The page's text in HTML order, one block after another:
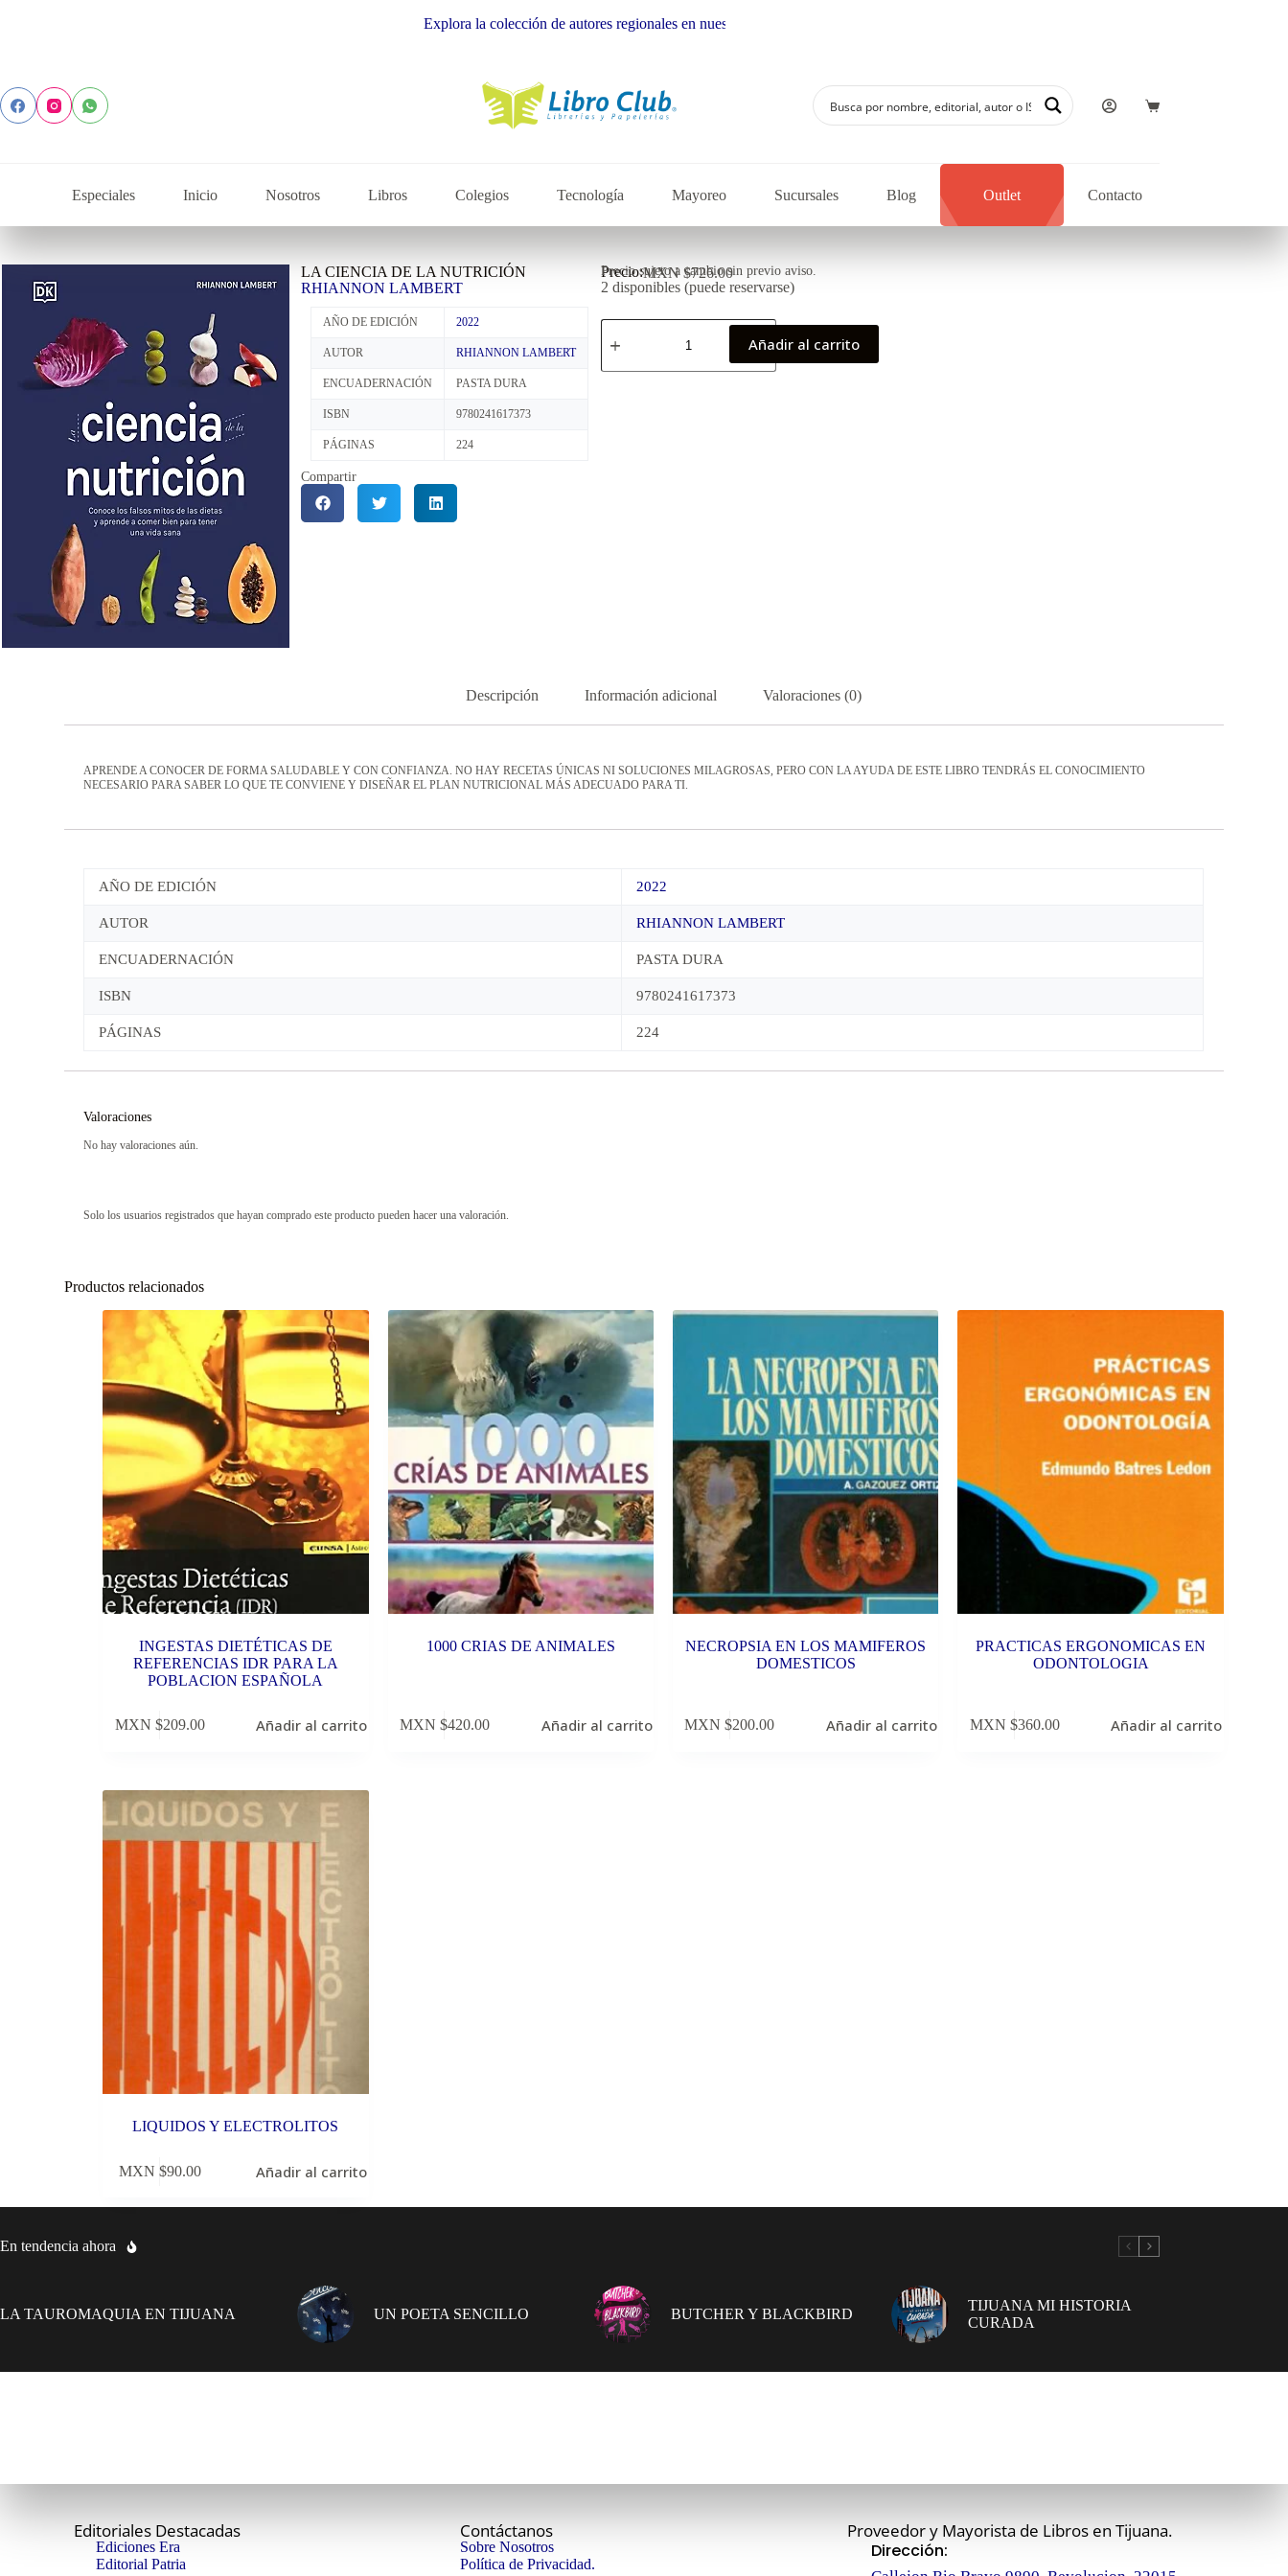
Explora la colección de autores regionales en nuestra librería
Especiales Inicio Nosotros Libros Colegios Tecnología Mayoreo Sucursales Blog Outlet Contacto
LA CIENCIA DE LA NUTRICIÓN
RHIANNON LAMBERT
AÑO DE EDICIÓN 2022
AUTOR RHIANNON LAMBERT
ENCUADERNACIÓN PASTA DURA
ISBN 9780241617373
PÁGINAS 224
Compartir
Precio:MXN $726.00
Precio sujeto a cambio sin previo aviso.
2 disponibles (puede reservarse)
Añadir al carrito
Descripción Información adicional Valoraciones (0)
APRENDE A CONOCER DE FORMA SALUDABLE Y CON CONFIANZA. NO HAY RECETAS ÚNICAS NI SOLUCIONES MILAGROSAS, PERO CON LA AYUDA DE ESTE LIBRO TENDRÁS EL CONOCIMIENTO
NECESARIO PARA SABER LO QUE TE CONVIENE Y DISEÑAR EL PLAN NUTRICIONAL MÁS ADECUADO PARA TI.
AÑO DE EDICIÓN 2022
AUTOR RHIANNON LAMBERT
ENCUADERNACIÓN PASTA DURA
ISBN 9780241617373
PÁGINAS 224
Valoraciones
No hay valoraciones aún.
Solo los usuarios registrados que hayan comprado este producto pueden hacer una valoración.
Productos relacionados
INGESTAS DIETÉTICAS DE
REFERENCIAS IDR PARA LA
POBLACION ESPAÑOLA
MXN $209.00 Añadir al carrito
1000 CRIAS DE ANIMALES
MXN $420.00 Añadir al carrito
NECROPSIA EN LOS MAMIFEROS
DOMESTICOS
MXN $200.00 Añadir al carrito
PRACTICAS ERGONOMICAS EN
ODONTOLOGIA
MXN $360.00 Añadir al carrito
LIQUIDOS Y ELECTROLITOS
MXN $90.00 Añadir al carrito
En tendencia ahora
LA TAUROMAQUIA EN TIJUANA UN POETA SENCILLO BUTCHER Y BLACKBIRD
TIJUANA MI HISTORIA
CURADA
Editoriales Destacadas
Ediciones Era
Editorial Patria
Contáctanos
Sobre Nosotros
Política de Privacidad.
Proveedor y Mayorista de Libros en Tijuana.
Dirección: